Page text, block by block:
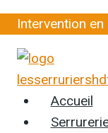
Aller
au
contenu
Intervention
Accueil